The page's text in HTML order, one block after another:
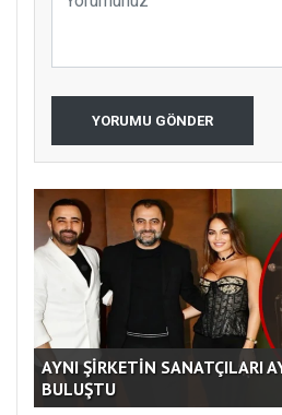
YORUMU GÖNDER
TUĞBA ÜNAL SÜRPRİZ YAPACAK